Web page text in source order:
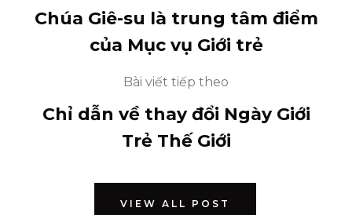
Chúa Giê-su là trung tâm điểm
của Mục vụ Giới trẻ
Bài viết tiếp theo
Chỉ dẫn về thay đổi Ngày Giới
Trẻ Thế Giới
VIEW ALL POST